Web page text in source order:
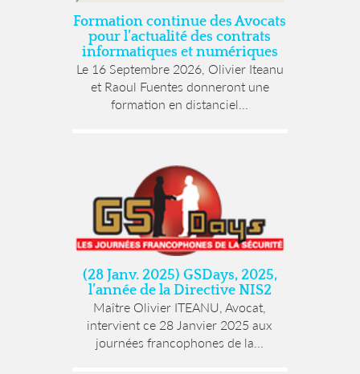
Formation continue des Avocats
pour l’actualité des contrats
informatiques et numériques
Le 16 Septembre 2026, Olivier Iteanu
et Raoul Fuentes donneront une
formation en distanciel...
(28 Janv. 2025) GSDays, 2025,
l’année de la Directive NIS2
Maître Olivier ITEANU, Avocat,
intervient ce 28 Janvier 2025 aux
journées francophones de la...